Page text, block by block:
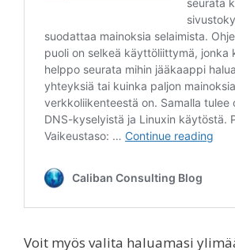
Voit myös valita haluamasi